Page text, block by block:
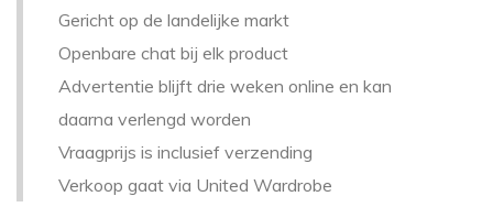
Gericht op de landelijke markt
Openbare chat bij elk product
Advertentie blijft drie weken online en kan
daarna verlengd worden
Vraagprijs is inclusief verzending
Verkoop gaat via United Wardrobe